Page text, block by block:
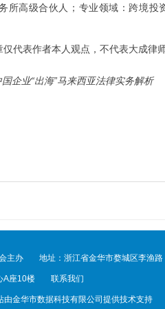
所高级合伙人；专业领域：跨境
仅代表作者本人观点，不代表大成律
企业“出海”马来西亚法律实务解析
主办 地址：浙江省金华市婺城区李渔路
A座10楼 联系我们
由金华市数据科技有限公司提供技术支持